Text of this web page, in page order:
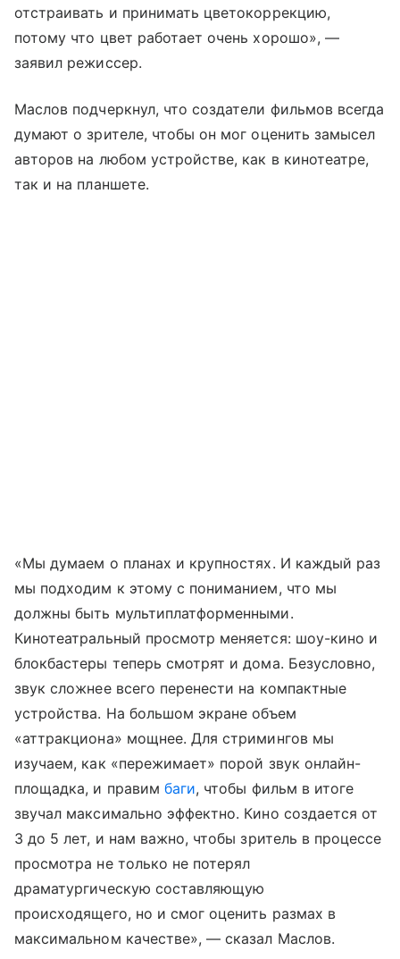
отстраивать и принимать цветокоррекцию,
потому что цвет работает очень хорошо», —
заявил режиссер.
Маслов подчеркнул, что создатели фильмов всегда
думают о зрителе, чтобы он мог оценить замысел
авторов на любом устройстве, как в кинотеатре,
так и на планшете.
«Мы думаем о планах и крупностях. И каждый раз
мы подходим к этому с пониманием, что мы
должны быть мультиплатформенными.
Кинотеатральный просмотр меняется: шоу-кино и
блокбастеры теперь смотрят и дома. Безусловно,
звук сложнее всего перенести на компактные
устройства. На большом экране объем
«аттракциона» мощнее. Для стримингов мы
изучаем, как «пережимает» порой звук онлайн-
площадка, и правим баги, чтобы фильм в итоге
звучал максимально эффектно. Кино создается от
3 до 5 лет, и нам важно, чтобы зритель в процессе
просмотра не только не потерял
драматургическую составляющую
происходящего, но и смог оценить размах в
максимальном качестве», — сказал Маслов.